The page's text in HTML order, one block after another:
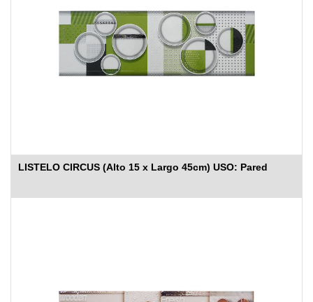
LISTELO CIRCUS (Alto 15 x Largo 45cm) USO: Pared